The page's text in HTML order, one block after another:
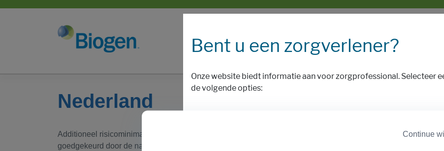
Continue
Nederland
Additioneel risicominimalisatie-materiaal om mogelijke risico’s met het gebruik van geneesmiddelen te
goedgekeurd door de nationale bevoegde autoriteit in lijn met de vereisten voor een handelsvergunning.
Bent u een zorgverlener?
Onze website biedt informatie aan voor zorgprofessional. Selecteer
de volgende opties:
Ik ben een EU